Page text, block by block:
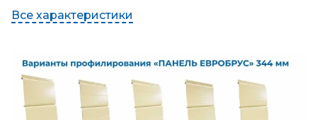
Все характеристики